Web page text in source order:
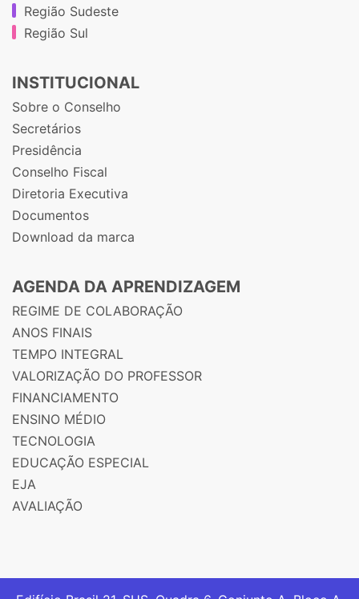
Região Sudeste
Região Sul
INSTITUCIONAL
Sobre o Conselho
Secretários
Presidência
Conselho Fiscal
Diretoria Executiva
Documentos
Download da marca
AGENDA DA APRENDIZAGEM
REGIME DE COLABORAÇÃO
ANOS FINAIS
TEMPO INTEGRAL
VALORIZAÇÃO DO PROFESSOR
FINANCIAMENTO
ENSINO MÉDIO
TECNOLOGIA
EDUCAÇÃO ESPECIAL
EJA
AVALIAÇÃO